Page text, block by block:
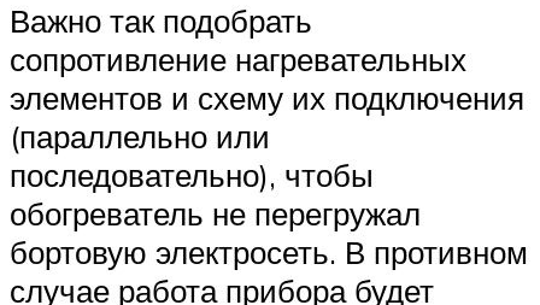
Важно так подобрать
сопротивление нагревательных
элементов и схему их подключения
(параллельно или
последовательно), чтобы
обогреватель не перегружал
бортовую электросеть. В противном
случае работа прибора будет